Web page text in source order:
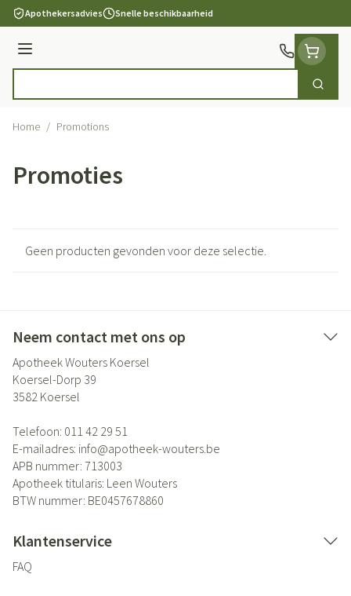
Ga naar de inhoud
Apothekersadvies Snelle beschikbaarheid
Menu
Zoek
Home / Promotions
Promoties
Geen producten gevonden voor deze selectie.
Neem contact met ons op
Apotheek Wouters Koersel
Koersel-Dorp 39
3582 Koersel
Telefoon: 011 42 29 51
E-mailadres: info@apotheek-wouters.be
APB nummer: 713003
Apotheek titularis: Leen Wouters
BTW nummer: BE0457678860
Klantenservice
FAQ